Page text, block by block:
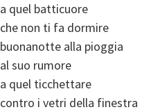
a quel batticuore
che non ti fa dormire
buonanotte alla pioggia
al suo rumore
a quel ticchettare
contro i vetri della finestra